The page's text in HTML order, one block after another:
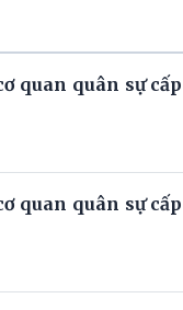
quan quân sự
quan quân sự